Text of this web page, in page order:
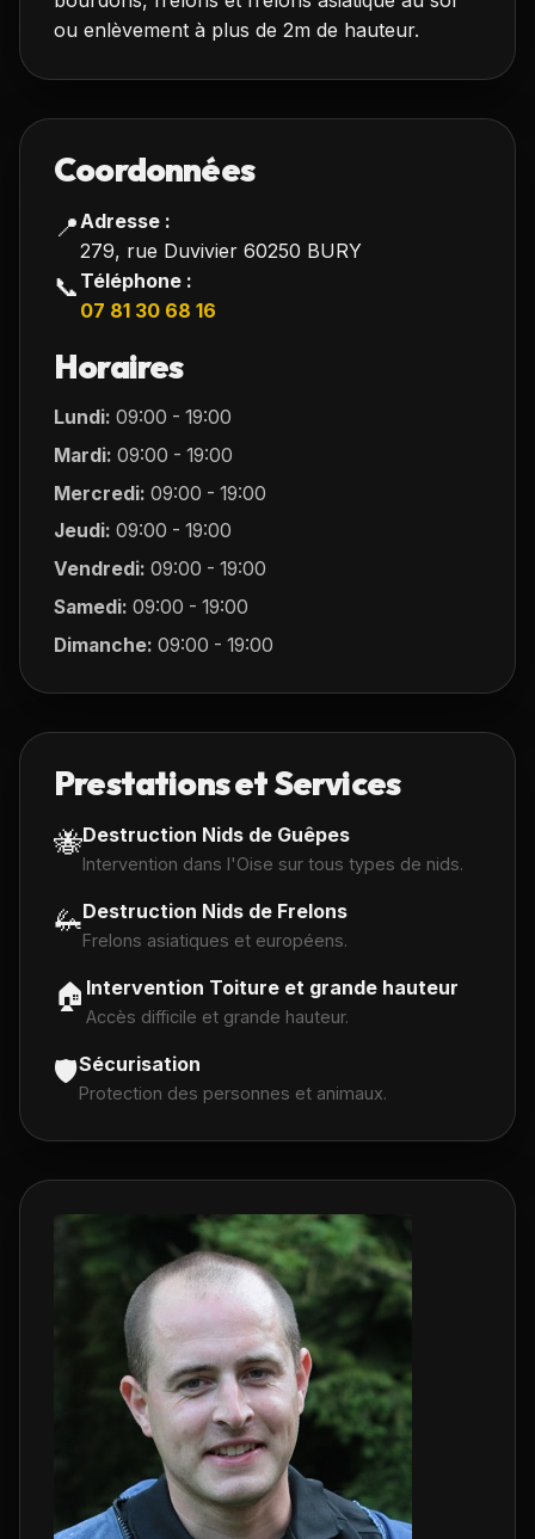
ou enlèvement à plus de 2m de hauteur.
Coordonnées
📍 Adresse :
279, rue Duvivier 60250 BURY
📞 Téléphone :
07 81 30 68 16
Horaires
Lundi: 09:00 - 19:00
Mardi: 09:00 - 19:00
Mercredi: 09:00 - 19:00
Jeudi: 09:00 - 19:00
Vendredi: 09:00 - 19:00
Samedi: 09:00 - 19:00
Dimanche: 09:00 - 19:00
Prestations et Services
🐝Destruction Nids de Guêpes
Intervention dans l'Oise sur tous types de nids.
🦗Destruction Nids de Frelons
Frelons asiatiques et européens.
🏠 Intervention Toiture et grande hauteur
Accès difficile et grande hauteur.
🛡️Sécurisation
Protection des personnes et animaux.